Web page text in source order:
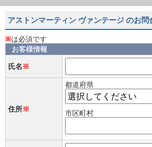
アストンマーティン ヴァンテージ のお問
※は必須です
お客様情報
氏名※
住所※
都道府県
市区町村